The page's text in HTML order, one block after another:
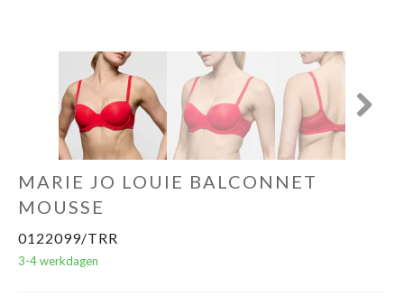
MARIE JO LOUIE BALCONNET
MOUSSE
0122099/TRR
3-4 werkdagen